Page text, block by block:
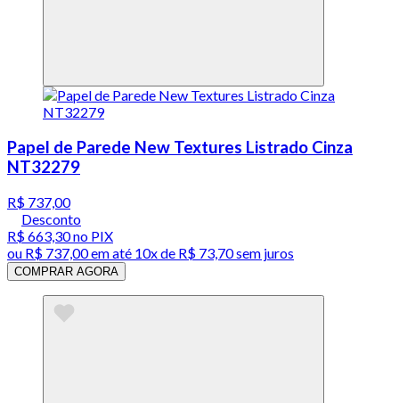
Papel de Parede New Textures Listrado Cinza
NT32279
R$ 737,00
Desconto
R$ 663,30no PIX
ou R$ 737,00em até 10x de R$ 73,70 sem juros
COMPRAR AGORA